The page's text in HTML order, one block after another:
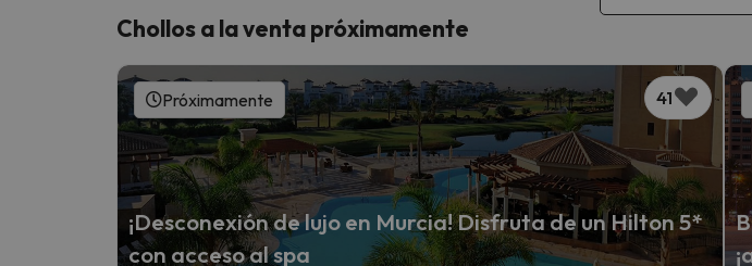
Chollos a la venta próximamente
41
Próximamente
¡Desconexión de lujo en Murcia! Disfruta de un Hilton 5*
con acceso al spa